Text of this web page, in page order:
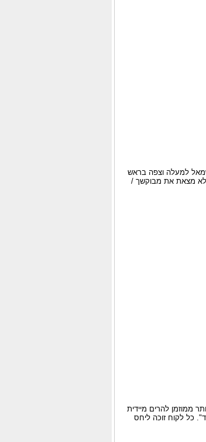
למעלה וצפה בראש
ולא מצאת את מבוקשך /
ממוזמן להרים מיידית
כל לקוח זוכה ליחס